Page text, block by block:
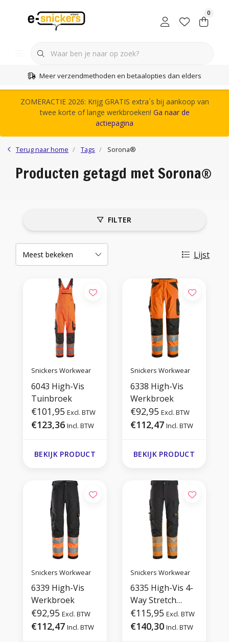
0
Meer verzendmethoden en betaalopties dan elders
ZOMERACTIE 2026: Krijg GRATIS extra´s bij aankoop van
twee korte of lange werkbroeken! Ga naar de
actiepagina
Terug naar home Tags Sorona®
Producten getagd met Sorona®
FILTER
Lijst
Snickers Workwear
6043 High-Vis
Tuinbroek
€101,95 Excl. BTW
€123,36 Incl. BTW
BEKIJK PRODUCT
Snickers Workwear
6338 High-Vis
Werkbroek
€92,95 Excl. BTW
€112,47 Incl. BTW
BEKIJK PRODUCT
Snickers Workwear
6339 High-Vis
Werkbroek
€92,95 Excl. BTW
€112,47 Incl. BTW
Snickers Workwear
6335 High-Vis 4-
Way Stretch
Werkbroek
€115,95 Excl. BTW
€140,30 Incl. BTW